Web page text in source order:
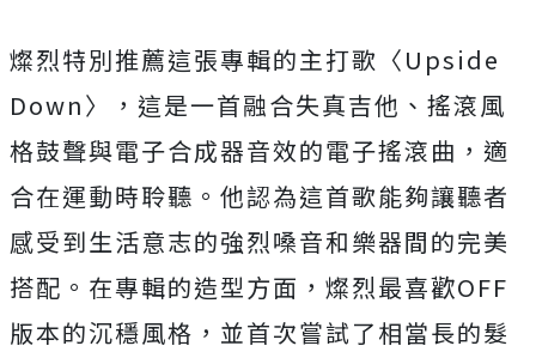
燦烈特別推薦這張專輯的主打歌〈Upside
Down〉，這是一首融合失真吉他、搖滾風
格鼓聲與電子合成器音效的電子搖滾曲，適
合在運動時聆聽。他認為這首歌能夠讓聽者
感受到生活意志的強烈嗓音和樂器間的完美
搭配。在專輯的造型方面，燦烈最喜歡OFF
版本的沉穩風格，並首次嘗試了相當長的髮